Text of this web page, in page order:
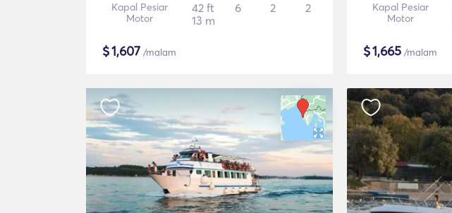
Kapal Pesiar
Motor
42 ft
13 m
6 2 2
$1,607 /malam
Kapal Pesiar
Motor
$1,665 /malam